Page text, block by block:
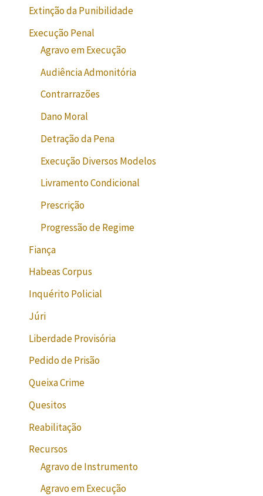
Extinção da Punibilidade
Execução Penal
Agravo em Execução
Audiência Admonitória
Contrarrazões
Dano Moral
Detração da Pena
Execução Diversos Modelos
Livramento Condicional
Prescrição
Progressão de Regime
Fiança
Habeas Corpus
Inquérito Policial
Júri
Liberdade Provisória
Pedido de Prisão
Queixa Crime
Quesitos
Reabilitação
Recursos
Agravo de Instrumento
Agravo em Execução